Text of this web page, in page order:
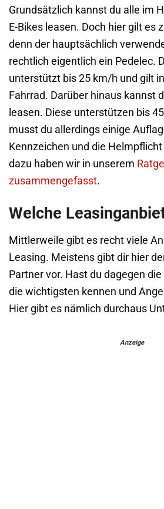
Grundsätzlich kannst du alle im
E-Bikes leasen. Doch hier gilt es
denn der hauptsächlich
rechtlich eigentlich ein Pedelec.
unterstützt bis 25 km/h und gilt
Fahrrad. Darüber hinaus kannst
leasen. Diese unterstützen bis
musst du allerdings einige
Kennzeichen und die
dazu haben wir in unserem
zusammengefasst.
Welche
Mittlerweile gibt es recht viele
Leasing. Meistens gibt dir hier
Partner vor. Hast du dagegen
die wichtigsten kennen und
Hier gibt es nämlich durchaus
Anzeige